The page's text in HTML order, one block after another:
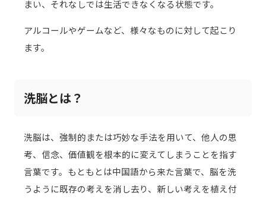
まい、それなしでは生活できなくなる状態です。
アルコールやゲームなど、様々なものに対して起こり
ます。
洗脳とは？
洗脳は、強制的または巧妙な手法を用いて、他人の思
考、信念、価値観を根本的に変えてしまうことを指す
言葉です。もともとは中国語から来た言葉で、脳を洗
うように既存の考えを消し去り、新しい考えを植え付